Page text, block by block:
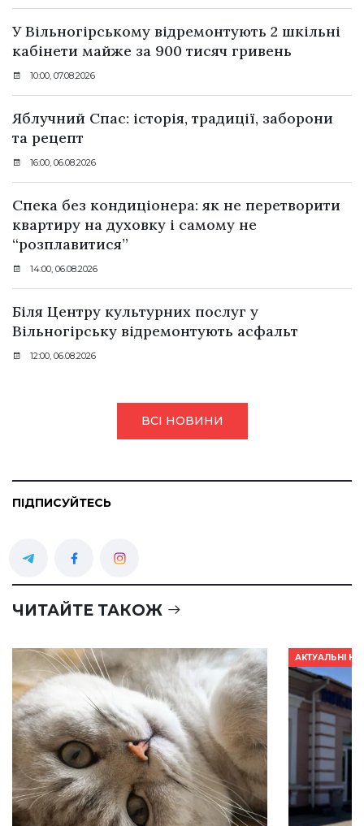
У Вільногірському відремонтують 2 шкільні
кабінети майже за 900 тисяч гривень
10:00, 07.08.2026
Яблучний Спас: історія, традиції, заборони
та рецепт
16:00, 06.08.2026
Спека без кондиціонера: як не перетворити
квартиру на духовку і самому не
“розплавитися”
14:00, 06.08.2026
Біля Центру культурних послуг у
Вільногірську відремонтують асфальт
12:00, 06.08.2026
ВСІ НОВИНИ
ПІДПИСУЙТЕСЬ
ЧИТАЙТЕ ТАКОЖ
АКТУАЛЬНІ